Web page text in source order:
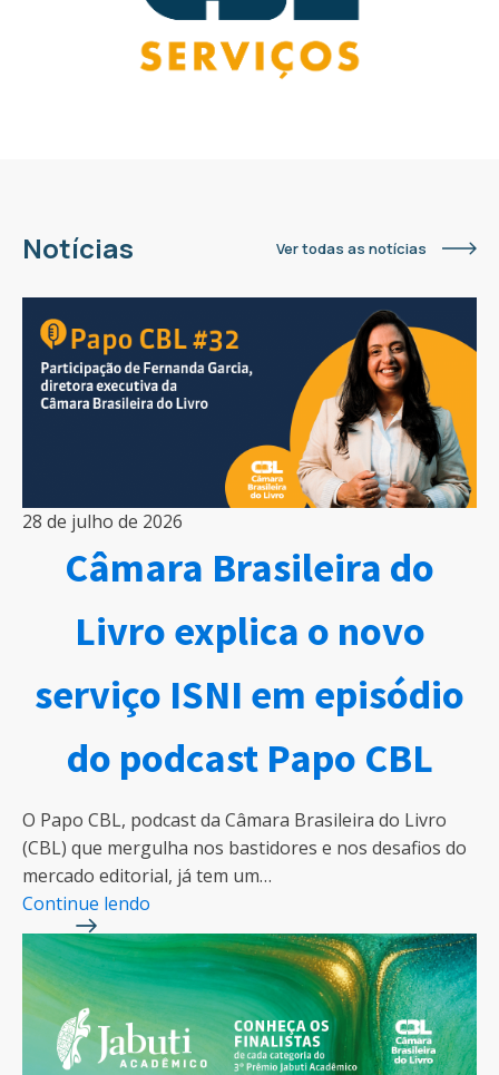
Notícias Ver todas as notícias
28 de julho de 2026
Câmara Brasileira do
Livro explica o novo
serviço ISNI em episódio
do podcast Papo CBL
O Papo CBL, podcast da Câmara Brasileira do Livro
(CBL) que mergulha nos bastidores e nos desafios do
mercado editorial, já tem um…
Continue lendo